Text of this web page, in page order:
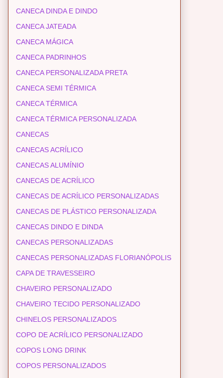
CANECA DINDA E DINDO
CANECA JATEADA
CANECA MÁGICA
CANECA PADRINHOS
CANECA PERSONALIZADA PRETA
CANECA SEMI TÉRMICA
CANECA TÉRMICA
CANECA TÉRMICA PERSONALIZADA
CANECAS
CANECAS ACRÍLICO
CANECAS ALUMÍNIO
CANECAS DE ACRÍLICO
CANECAS DE ACRÍLICO PERSONALIZADAS
CANECAS DE PLÁSTICO PERSONALIZADA
CANECAS DINDO E DINDA
CANECAS PERSONALIZADAS
CANECAS PERSONALIZADAS FLORIANÓPOLIS
CAPA DE TRAVESSEIRO
CHAVEIRO PERSONALIZADO
CHAVEIRO TECIDO PERSONALIZADO
CHINELOS PERSONALIZADOS
COPO DE ACRÍLICO PERSONALIZADO
COPOS LONG DRINK
COPOS PERSONALIZADOS